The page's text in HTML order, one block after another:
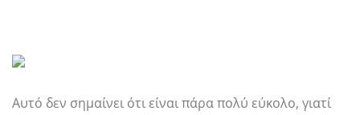
Αυτό δεν σημαίνει ότι είναι πάρα πολύ εύκολο, γιατί